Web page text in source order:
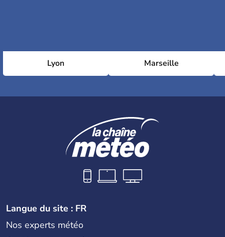
Lyon Marseille
Langue du site : FR
Nos experts météo